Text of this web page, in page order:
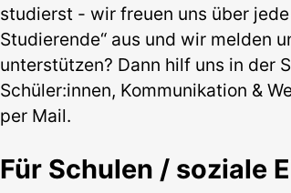
studierst - wir freuen uns über
Studierende“ aus und wir melden
unterstützen? Dann hilf uns in der
Schüler:innen, Kommunikation &
per Mail.
Für Schulen / soziale